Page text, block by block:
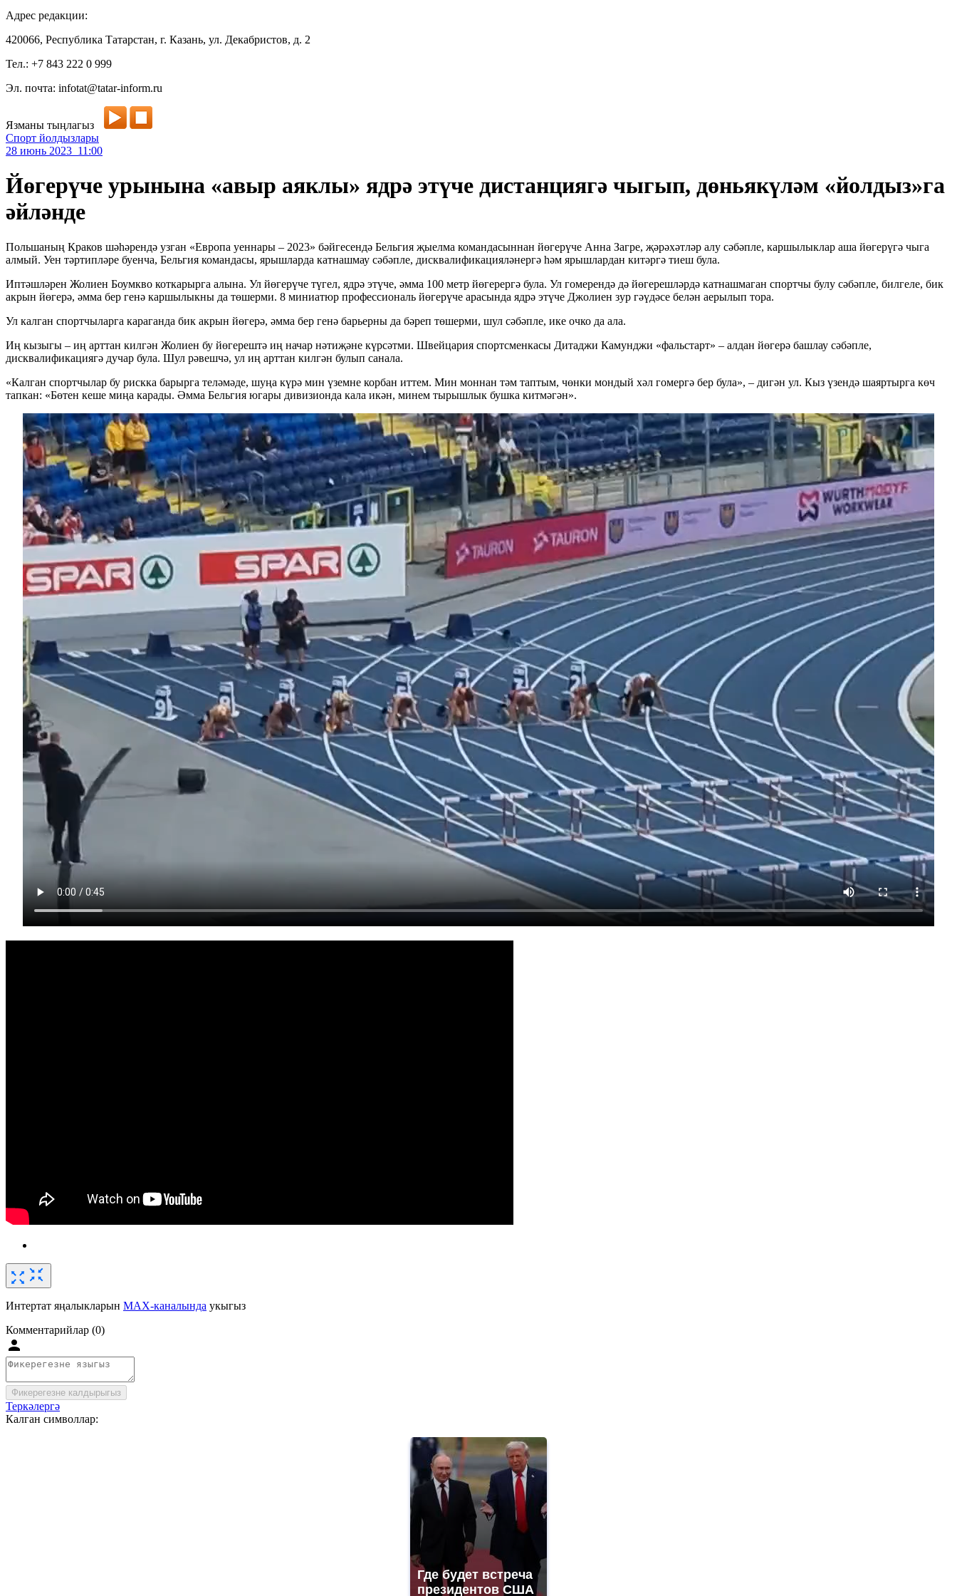
Адрес редакции:
420066, Республика Татарстан, г. Казань, ул. Декабристов, д. 2
Тел.: +7 843 222 0 999
Эл. почта: infotat@tatar-inform.ru
Язманы тыңлагыз
Спорт йолдызлары
28 июнь 2023 11:00
Йөгерүче урынына «авыр аяклы» ядрә этүче дистанциягә чыгып, дөньякүләм «йолдыз»га
әйләнде
Польшаның Краков шәһәрендә узган «Европа уеннары – 2023» бәйгесендә Бельгия җыелма командасыннан йөгерүче Анна Загре, җәрәхәтләр алу сәбәпле, каршылыклар аша йөгерүгә чыга
алмый. Уен тәртипләре буенча, Бельгия командасы, ярышларда катнашмау сәбәпле, дисквалификацияләнергә һәм ярышлардан китәргә тиеш була.
Иптәшләрен Жолиен Боумкво коткарырга алына. Ул йөгерүче түгел, ядрә этүче, әмма 100 метр йөгерергә була. Ул гомерендә дә йөгерешләрдә катнашмаган спортчы булу сәбәпле, билгеле, бик
акрын йөгерә, әмма бер генә каршылыкны да төшерми. 8 миниатюр профессиональ йөгерүче арасында ядрә этүче Джолиен зур гәүдәсе белән аерылып тора.
Ул калган спортчыларга караганда бик акрын йөгерә, әмма бер генә барьерны да бәреп төшерми, шул сәбәпле, ике очко да ала.
Иң кызыгы – иң арттан килгән Жолиен бу йөгерештә иң начар нәтиҗәне күрсәтми. Швейцария спортсменкасы Дитаджи Камунджи «фальстарт» – алдан йөгерә башлау сәбәпле,
дисквалификациягә дучар була. Шул рәвешчә, ул иң арттан килгән булып санала.
«Калган спортчылар бу рискка барырга теләмәде, шуңа күрә мин үземне корбан иттем. Мин моннан тәм таптым, чөнки мондый хәл гомергә бер була», – дигән ул. Кыз үзендә шаяртырга көч
тапкан: «Бөтен кеше миңа карады. Әмма Бельгия югары дивизионда кала икән, минем тырышлык бушка китмәгән».
Интертат яңалыкларын MAX-каналында укыгыз
Комментарийлар (0)
Фикерегезне калдырыгыз
Теркәлергә
Калган символлар:
Где будет встреча
президентов США